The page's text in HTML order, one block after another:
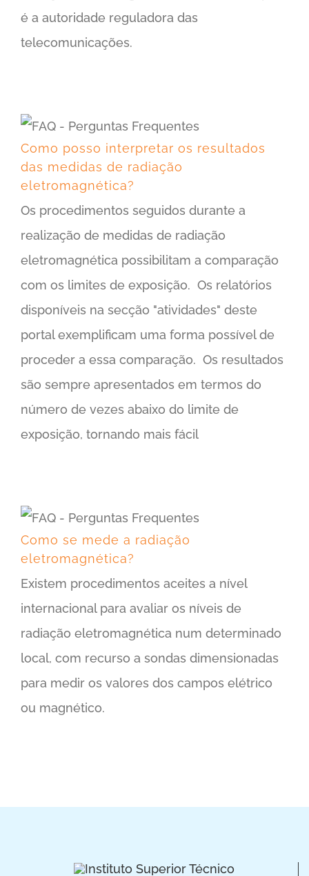
é a autoridade reguladora das
telecomunicações.
Como posso interpretar os resultados
das medidas de radiação
eletromagnética?
Os procedimentos seguidos durante a
realização de medidas de radiação
eletromagnética possibilitam a comparação
com os limites de exposição. Os relatórios
disponíveis na secção "atividades" deste
portal exemplificam uma forma possível de
proceder a essa comparação. Os resultados
são sempre apresentados em termos do
número de vezes abaixo do limite de
exposição, tornando mais fácil
Como se mede a radiação
eletromagnética?
Existem procedimentos aceites a nível
internacional para avaliar os níveis de
radiação eletromagnética num determinado
local, com recurso a sondas dimensionadas
para medir os valores dos campos elétrico
ou magnético.